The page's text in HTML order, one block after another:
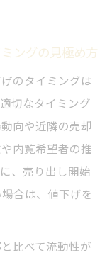
ングの見極め方
のタイミングは
切なタイミング
向や近隣の売却
内覧希望者の推
、売り出し開始
合は、値下げを
比べて流動性が